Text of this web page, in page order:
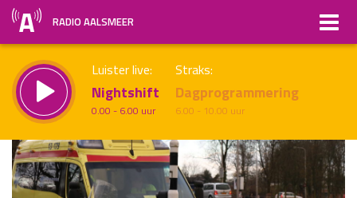
RADIO AALSMEER
Luister live:
Nightshift
0.00 - 6.00 uur
Straks:
Dagprogrammering
6.00 - 10.00 uur
uur 1 van x